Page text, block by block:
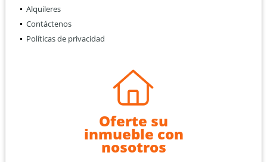
Alquileres
Contáctenos
Políticas de privacidad
Oferte su
inmueble con
nosotros